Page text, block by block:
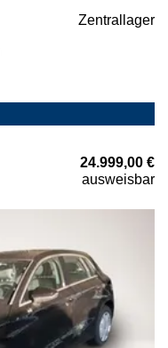
Zentrallager
24.999,00 €
ausweisbar